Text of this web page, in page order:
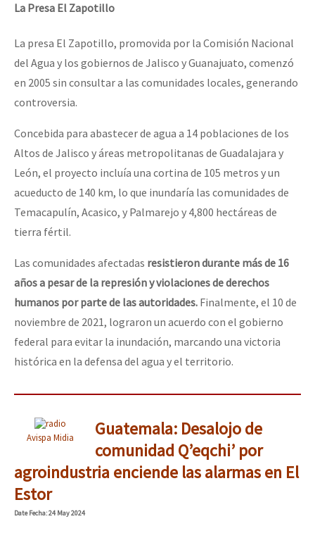
La Presa El Zapotillo
La presa El Zapotillo, promovida por la Comisión Nacional
del Agua y los gobiernos de Jalisco y Guanajuato, comenzó
en 2005 sin consultar a las comunidades locales, generando
controversia.
Concebida para abastecer de agua a 14 poblaciones de los
Altos de Jalisco y áreas metropolitanas de Guadalajara y
León, el proyecto incluía una cortina de 105 metros y un
acueducto de 140 km, lo que inundaría las comunidades de
Temacapulín, Acasico, y Palmarejo y 4,800 hectáreas de
tierra fértil.
Las comunidades afectadas resistieron durante más de 16
años a pesar de la represión y violaciones de derechos
humanos por parte de las autoridades. Finalmente, el 10 de
noviembre de 2021, lograron un acuerdo con el gobierno
federal para evitar la inundación, marcando una victoria
histórica en la defensa del agua y el territorio.
Avispa Midia
Guatemala: Desalojo de
comunidad Q’eqchi’ por
agroindustria enciende las alarmas en El
Estor
DateFecha: 24 May 2024